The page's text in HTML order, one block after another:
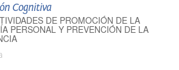
Cognitiva
DE PROMOCIÓN DE LA
PERSONAL Y PREVENCIÓN DE LA